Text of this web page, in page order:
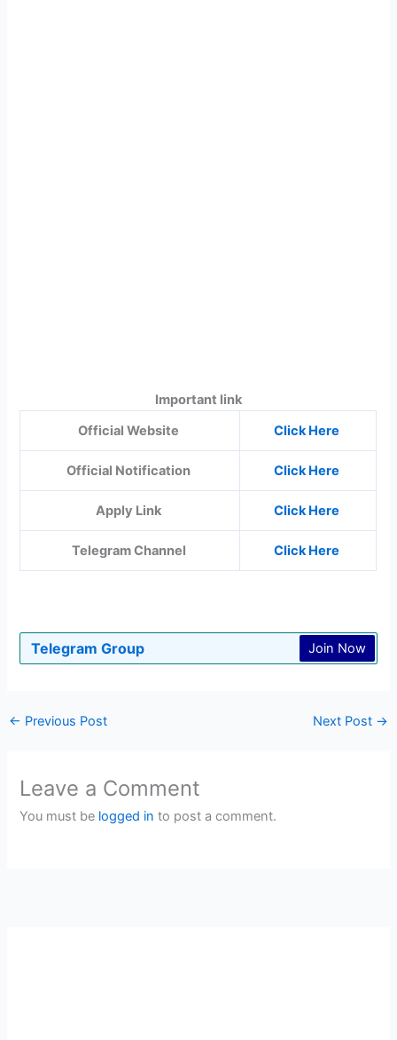
Important link
Official Website
Click Here
Official Notification Click Here
Apply Link Click Here
Telegram Channel Click Here
Telegram Group Join Now
← Previous Post Next Post →
Leave a Comment
You must be logged in to post a comment.